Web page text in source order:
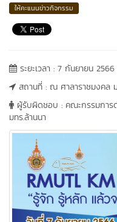
ให้คะแนนข่าวกิจกรรม
ระยะเวลา : 7 กันยายน
สถานที่ : ณ ศาลาราชมงคล ม
ผู้รับผิดชอบ : คณะกรรมการ
มทร.ล้านนา